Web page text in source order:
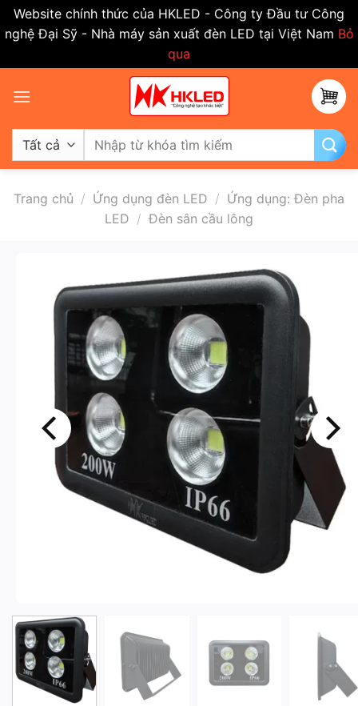
Website chính thức của HKLED - Công ty Đầu tư Công
nghệ Đại Sỹ - Nhà máy sản xuất đèn LED tại Việt Nam Bỏ
qua
qua
dung
Tìm
kiếm:
Trang chủ / Ứng dụng đèn LED / Ứng dụng: Đèn pha
LED / Đèn sân cầu lông